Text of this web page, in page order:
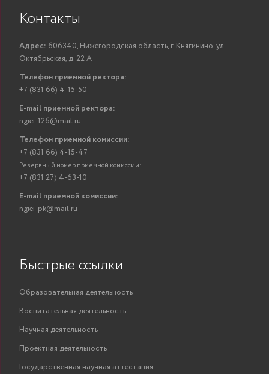
Контакты
Адрес: 606340, Нижегородская область, г. Княгинино, ул.
Октябрьская, д. 22 А
Телефон приемной ректора:
+7 (831 66) 4-15-50
E-mail приемной ректора:
ngiei-126@mail.ru
Телефон приемной комиссии:
+7 (831 66) 4-15-47
Резервный номер приемной комиссии:
+7 (831 27) 4-63-10
E-mail приемной комиссии:
ngiei-pk@mail.ru
Быстрые ссылки
Образовательная деятельность
Воспитательная деятельность
Научная деятельность
Проектная деятельность
Государственная научная аттестация